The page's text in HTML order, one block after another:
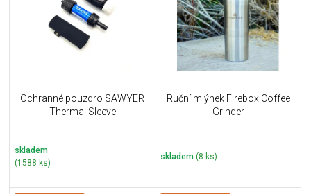
Ochranné pouzdro SAWYER
Thermal Sleeve
skladem
(1588 ks)
Ruční mlýnek Firebox Coffee
Grinder
skladem (8 ks)